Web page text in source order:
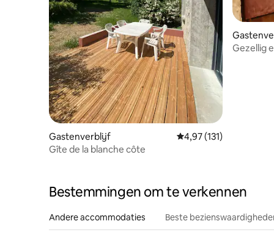
Gastenverblijf Gemiddelde
4,97 (131)
Gîte de la blanche côte
Gezellig
Bestemmingen om te verkennen
Andere accommodaties Beste